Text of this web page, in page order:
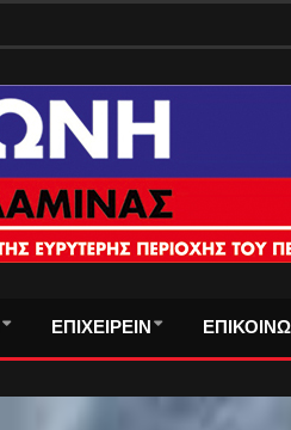
ΕΠΙΧΕΙΡΕΙΝ